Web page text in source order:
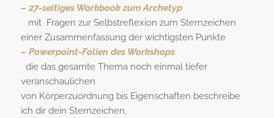
– 27-seitiges Workbook zum Archetyp
mit Fragen zur Selbstreflexion zum Sternzeichen
einer Zusammenfassung der wichtigsten Punkte
– Powerpoint-Folien des Workshops
die das gesamte Thema noch einmal tiefer
veranschaulichen
von Körperzuordnung bis Eigenschaften beschreibe
ich dir dein Sternzeichen,